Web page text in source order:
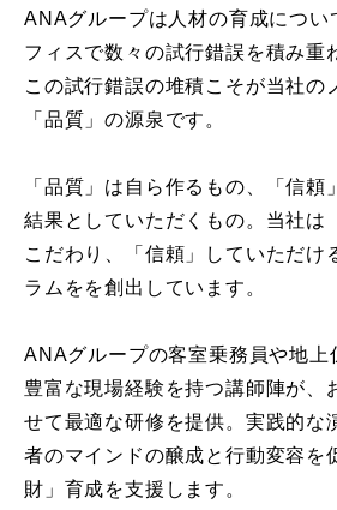
ANAグループは人材の育成につい
フィスで数々の試行錯誤を積み重
この試行錯誤の堆積こそが当社の
「品質」の源泉です。
「品質」は自ら作るもの、「信頼
結果としていただくもの。当社は
こだわり、「信頼」していただけ
ラムをを創出しています。
ANAグループの客室乗務員や地上
豊富な現場経験を持つ講師陣が、
せて最適な研修を提供。実践的な
者のマインドの醸成と行動変容を
財」育成を支援します。